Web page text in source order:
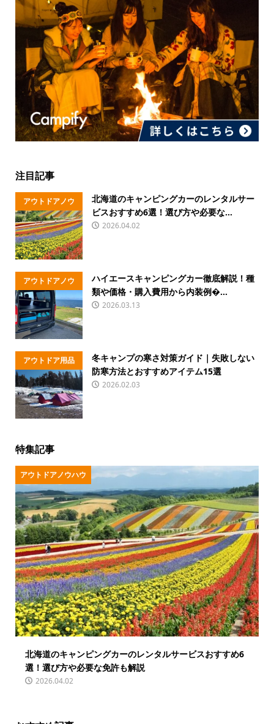
注目記事
アウトドアノウ
ハウ
北海道のキャンピングカーのレンタルサー
ビスおすすめ6選！選び方や必要な...
2026.04.02
アウトドアノウ
ハウ
ハイエースキャンピングカー徹底解説！種
類や価格・購入費用から内装例�...
2026.03.13
アウトドア用品
冬キャンプの寒さ対策ガイド｜失敗しない
防寒方法とおすすめアイテム15選
2026.02.03
特集記事
アウトドアノウハウ
北海道のキャンピングカーのレンタルサービスおすすめ6
選！選び方や必要な免許も解説
2026.04.02